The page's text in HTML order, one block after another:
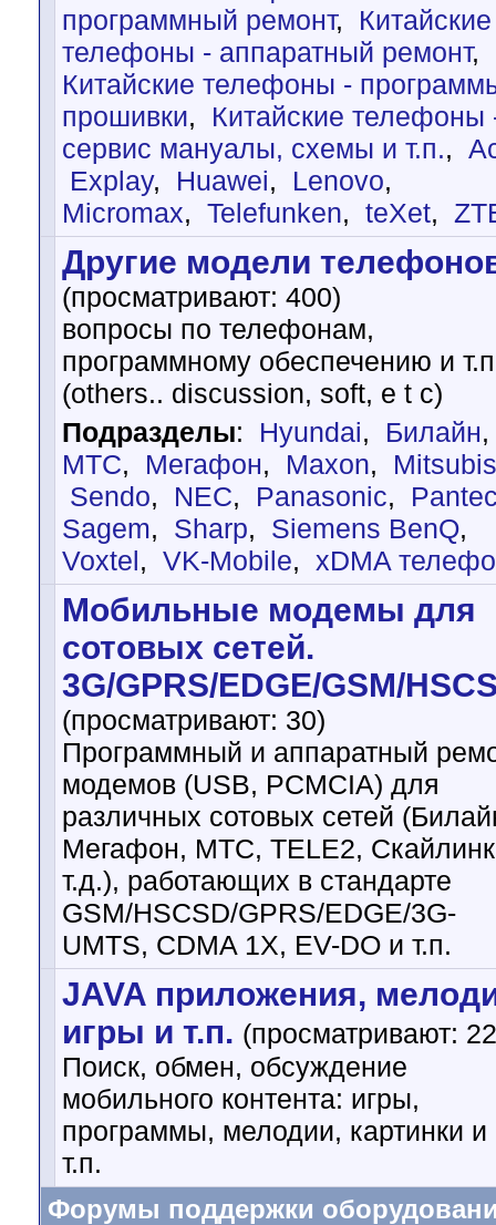
программный ремонт,
Китайские
телефоны - аппаратный ремонт,
Китайские телефоны -
прошивки,
Китайские телефоны
cервис мануалы, схемы и т.п.,
Explay, Huawei, Lenovo,
Micromax, Telefunken, teXet,
Другие модели
(просматривают: 400)
вопросы по телефонам,
программному обеспечению и
(others.. discussion, soft, e t c)
Подразделы: Hyundai, Билайн,
МТС, Мегафон, Maxon,
Sendo, NEC, Panasonic,
Sagem, Sharp, Siemens BenQ,
Voxtel, VK-Mobile, xDMA
Мобильные модемы для
сотовых сетей.
3G/GPRS/EDGE/GSM/
(просматривают: 30)
Программный и аппаратный
модемов (USB, PCMCIA) для
различных сотовых сетей
Мегафон, МТС, TELE2,
т.д.), работающих в стандарте
GSM/HSCSD/GPRS/EDGE/3G-
UMTS, CDMA 1X, EV-DO и т.п.
JAVA приложения,
игры и т.п. (просматривают:
Поиск, обмен, обсуждение
мобильного контента: игры,
программы, мелодии, картинки и
т.п.
Форумы поддержки